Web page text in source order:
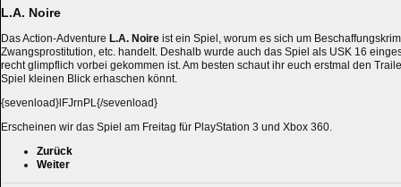
L.A. Noire
Das Action-Adventure L.A. Noire ist ein Spiel, worum es sich um
Zwangsprostitution, etc. handelt. Deshalb wurde auch das Spiel als USK 16
recht glimpflich vorbei gekommen ist. Am besten schaut ihr euch erstmal den
Spiel kleinen Blick erhaschen könnt.
{sevenload}lFJrnPL{/sevenload}
Erscheinen wir das Spiel am Freitag für PlayStation 3 und Xbox 360.
Zurück
Weiter